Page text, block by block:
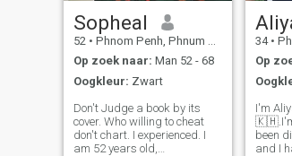
Sopheal
52 • Phnom Penh, Phnum Pénh, Cambodja
Op zoek naar: Man 52 - 68
Oogkleur: Zwart
Don't Judge a book by its
cover. Who willing to cheat
don't chart. I experienced. I
am 52 years old,
34 •
Op
I'm
🇰🇭.I'm
been
and I